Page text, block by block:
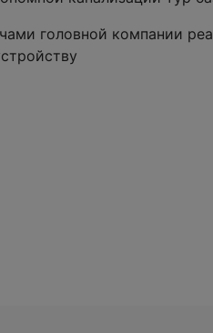
головной компании